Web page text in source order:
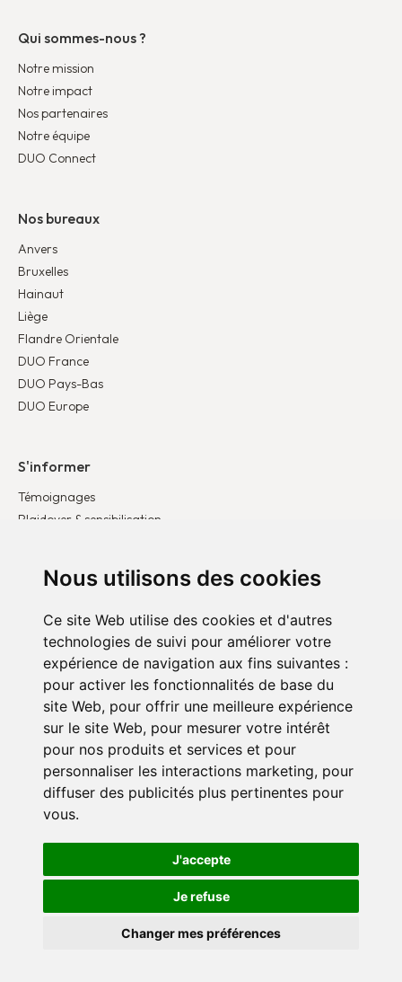
Nous utilisons des cookies
Ce site Web utilise des cookies et d'autres
technologies de suivi pour améliorer votre
expérience de navigation aux fins suivantes :
pour activer les fonctionnalités de base du
site Web, pour offrir une meilleure expérience
sur le site Web, pour mesurer votre intérêt
pour nos produits et services et pour
personnaliser les interactions marketing, pour
diffuser des publicités plus pertinentes pour
vous.
J'accepte
Je refuse
Changer mes préférences
Qui sommes-nous ?
Notre mission
Notre impact
Nos partenaires
Notre équipe
DUO Connect
Nos bureaux
Anvers
Bruxelles
Hainaut
Liège
Flandre Orientale
DUO France
DUO Pays-Bas
DUO Europe
S'informer
Témoignages
Plaidoyer & sensibilisation
S’engager
Devenir entreprise partenaire
Devenir bénévole
Faire un don
© 2026 DUO for a JOB. Tous droits réservés.
Politique de confidentialité